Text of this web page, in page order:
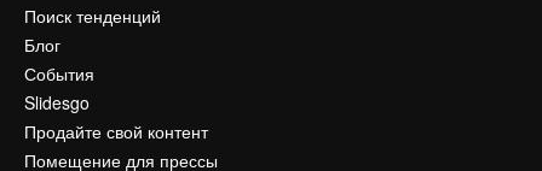
Поиск тенденций
Блог
События
Slidesgo
Продайте свой контент
Помещение для прессы